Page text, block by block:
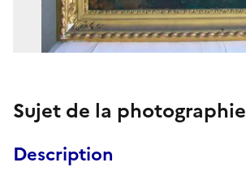
Sujet de la photographie
Description